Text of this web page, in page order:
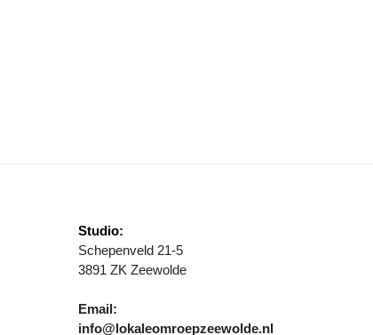
VOOR EERSTE SCHOLENTOERNOOI TAFELTENNIS IN
Studio:
Schepenveld 21-5
3891 ZK Zeewolde
Email:
info@lokaleomroepzeewolde.nl